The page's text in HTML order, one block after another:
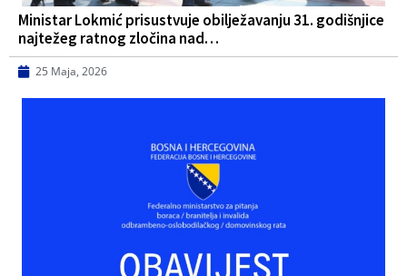
Ministar Lokmić prisustvuje obilježavanju 31. godišnjice
najtežeg ratnog zločina nad…
25 Maja, 2026